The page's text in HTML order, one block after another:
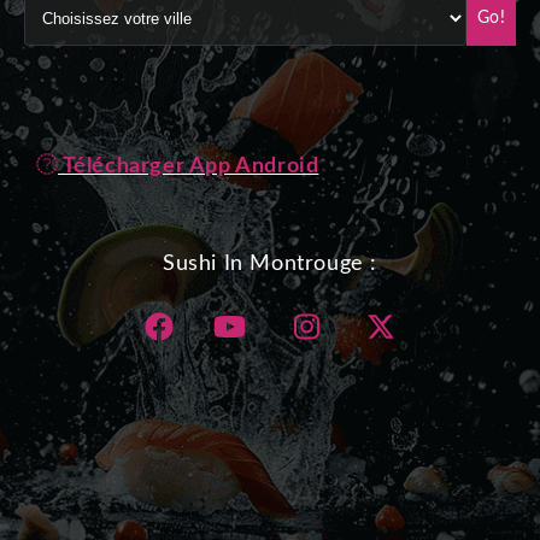
Go!
Télécharger App Android
Sushi In Montrouge :